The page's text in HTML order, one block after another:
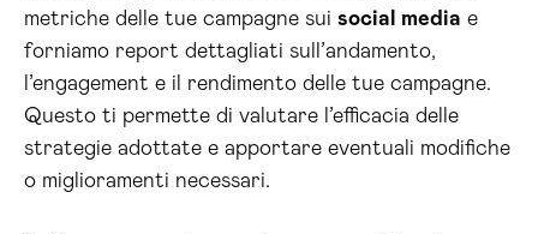
metriche delle tue campagne sui social media e
forniamo report dettagliati sull’andamento,
l’engagement e il rendimento delle tue campagne.
Questo ti permette di valutare l’efficacia delle
strategie adottate e apportare eventuali modifiche
o miglioramenti necessari.